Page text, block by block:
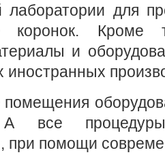
лаборатории для
коронок. Кроме
и
помещения
А все процедуры
при помощи